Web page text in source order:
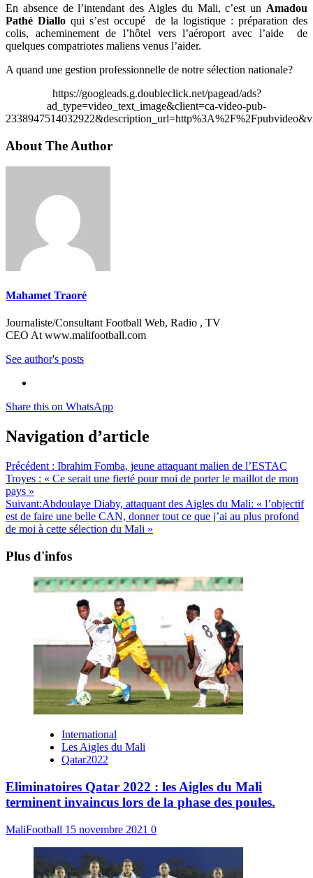
En absence de l’intendant des Aigles du Mali, c’est un Amadou
Pathé Diallo qui s’est occupé de la logistique : préparation des
colis, acheminement de l’hôtel vers l’aéroport avec l’aide de
quelques compatriotes maliens venus l’aider.
A quand une gestion professionnelle de notre sélection nationale?
https://googleads.g.doubleclick.net/pagead/ads?
ad_type=video_text_image&client=ca-video-pub-
About The Author
Mahamet Traoré
Journaliste/Consultant Football Web, Radio , TV
CEO At www.malifootball.com
See author's posts
Share this on WhatsApp
Navigation d’article
Précédent : Ibrahim Fomba, jeune attaquant malien de l’ESTAC
Troyes : « Ce serait une fierté pour moi de porter le maillot de mon
pays »
Suivant:Abdoulaye Diaby, attaquant des Aigles du Mali: « l’objectif
est de faire une belle CAN, donner tout ce que j’ai au plus profond
de moi à cette sélection du Mali »
Plus d'infos
International
Les Aigles du Mali
Qatar2022
Eliminatoires Qatar 2022 : les Aigles du Mali
terminent invaincus lors de la phase des poules.
MaliFootball 15 novembre 2021 0